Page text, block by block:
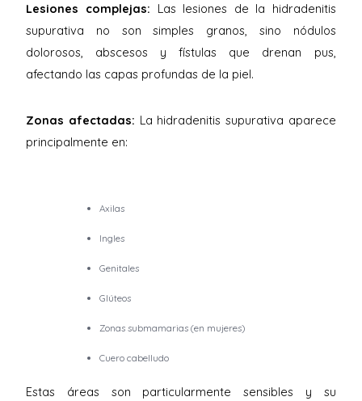
Lesiones complejas: Las lesiones de la hidradenitis
supurativa no son simples granos, sino nódulos
dolorosos, abscesos y fístulas que drenan pus,
afectando las capas profundas de la piel.
Zonas afectadas: La hidradenitis supurativa aparece
principalmente en:
Axilas
Ingles
Genitales
Glúteos
Zonas submamarias (en mujeres)
Cuero cabelludo
Estas áreas son particularmente sensibles y su